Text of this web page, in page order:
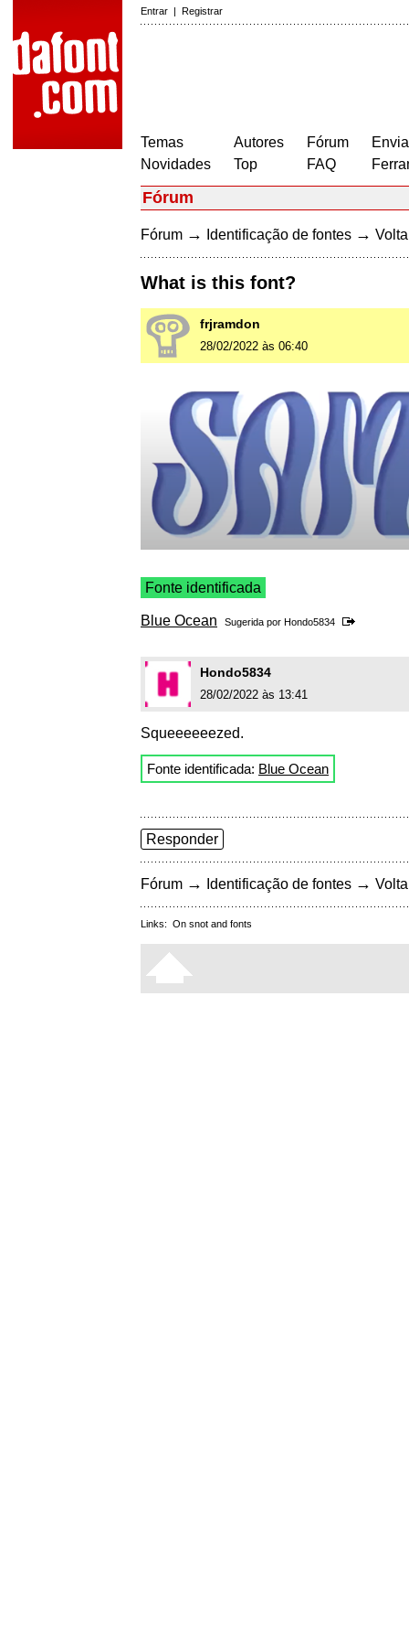
Entrar | Registrar
Temas
Novidades
Autores
Top
Fórum
FAQ
Fórum
Fórum → Identificação de fontes →
What is this font?
frjramdon
28/02/2022 às 06:40
Fonte identificada
Blue Ocean Sugerida por Hondo5834
Hondo5834
28/02/2022 às 13:41
Squeeeeeezed.
Fonte identificada: Blue Ocean
Responder
Fórum → Identificação de fontes →
Links: On snot and fonts